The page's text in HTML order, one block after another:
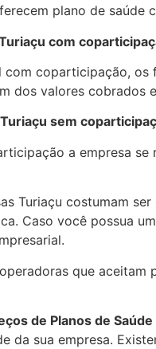
plano de
com
com coparticipação,
dos valores cobrados
sem
a empresa
Turiaçu costumam
Caso você possua
que aceitam
de Planos de
da sua empresa.